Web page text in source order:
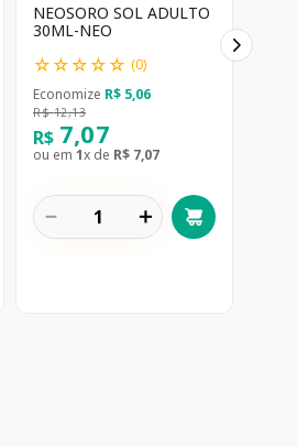
NEOSORO SOL ADULTO
30ML-NEO
☆☆☆☆☆ (0)
Economize R$ 5,06
R$ 12,13
R$ 7,07
ou em 1x de R$ 7,07
＋
－